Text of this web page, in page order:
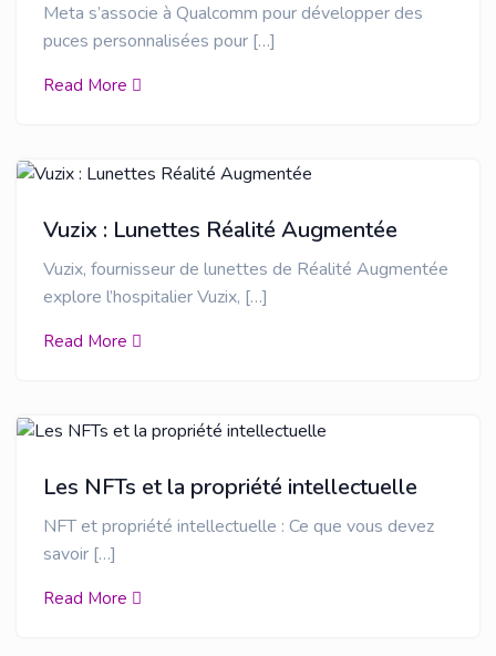
Meta s’associe à Qualcomm pour développer des
puces personnalisées pour […]
Read More
Vuzix : Lunettes Réalité Augmentée
Vuzix, fournisseur de lunettes de Réalité Augmentée
explore l’hospitalier Vuzix, […]
Read More
Les NFTs et la propriété intellectuelle
NFT et propriété intellectuelle : Ce que vous devez
savoir […]
Read More